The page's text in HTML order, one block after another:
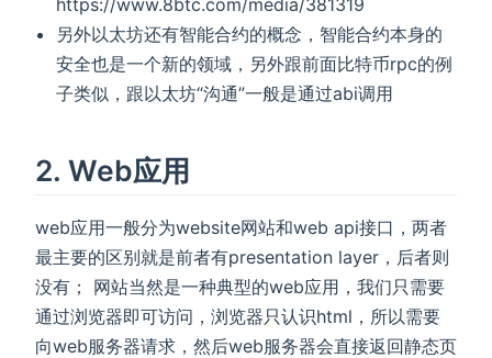
https://www.8btc.com/media/381319
另外以太坊还有智能合约的概念，智能合约本身的
安全也是一个新的领域，另外跟前面比特币rpc的例
子类似，跟以太坊“沟通”一般是通过abi调用
2. Web应用
web应用一般分为website网站和web api接口，两者
最主要的区别就是前者有presentation layer，后者则
没有； 网站当然是一种典型的web应用，我们只需要
通过浏览器即可访问，浏览器只认识html，所以需要
向web服务器请求，然后web服务器会直接返回静态页